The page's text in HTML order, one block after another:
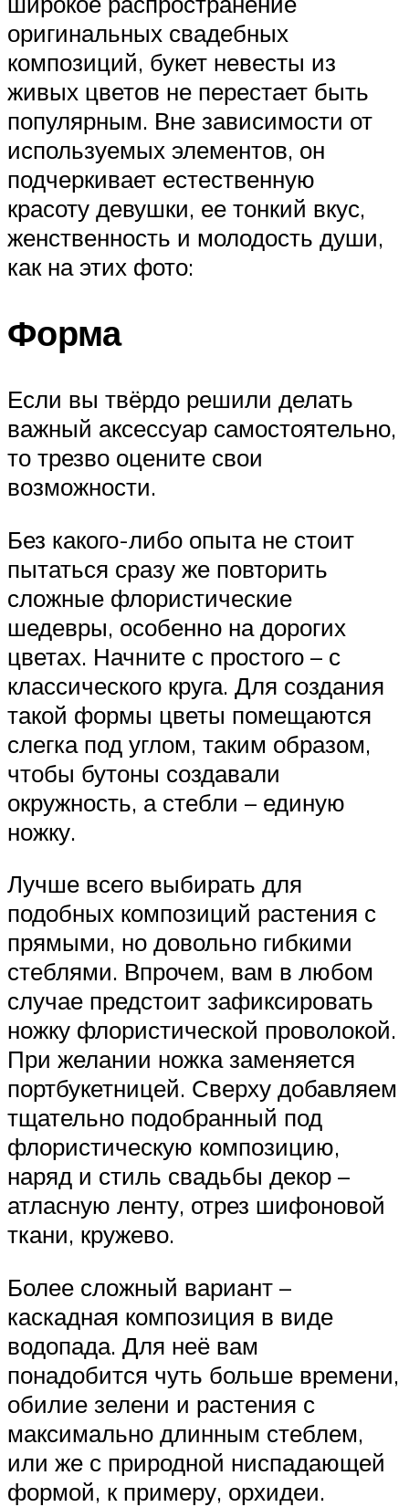
оригинальных свадебных
композиций, букет невесты из
живых цветов не перестает быть
популярным. Вне зависимости от
используемых элементов, он
подчеркивает естественную
красоту девушки, ее тонкий вкус,
женственность и молодость души,
как на этих фото:
Форма
Если вы твёрдо решили делать
важный аксессуар самостоятельно,
то трезво оцените свои
возможности.
Без какого-либо опыта не стоит
пытаться сразу же повторить
сложные флористические
шедевры, особенно на дорогих
цветах. Начните с простого – с
классического круга. Для создания
такой формы цветы помещаются
слегка под углом, таким образом,
чтобы бутоны создавали
окружность, а стебли – единую
ножку.
Лучше всего выбирать для
подобных композиций растения с
прямыми, но довольно гибкими
стеблями. Впрочем, вам в любом
случае предстоит зафиксировать
ножку флористической проволокой.
При желании ножка заменяется
портбукетницей. Сверху добавляем
тщательно подобранный под
флористическую композицию,
наряд и стиль свадьбы декор –
атласную ленту, отрез шифоновой
ткани, кружево.
Более сложный вариант –
каскадная композиция в виде
водопада. Для неё вам
понадобится чуть больше времени,
обилие зелени и растения с
максимально длинным стеблем,
или же с природной ниспадающей
формой, к примеру, орхидеи.